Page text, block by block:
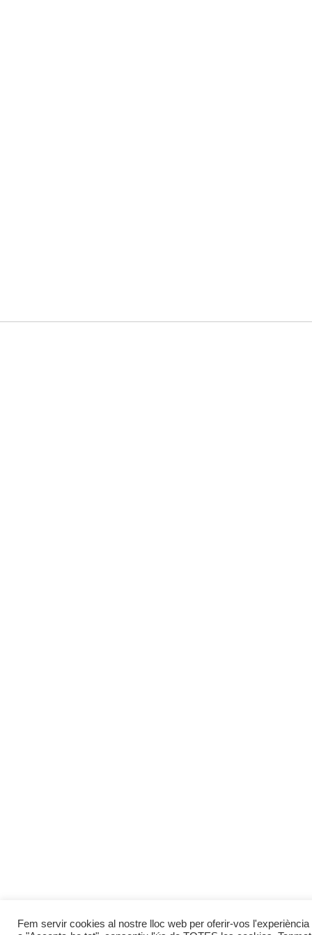
Fem servir cookies al nostre lloc web per oferir-vos